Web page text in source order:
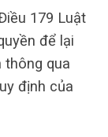
179 Luật
để lại
thông qua
định của